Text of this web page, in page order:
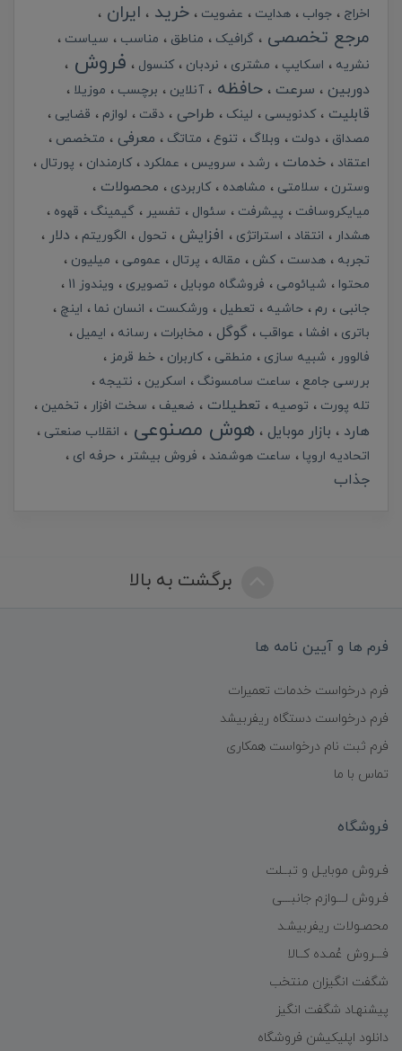
اخراج
جواب هدایت عضویت خرید
ایران
مرجع تخصصی
گرافیک مناطق مناسب
سیاست
نشریه
اسکایپ مشتری نردبان کنسول فروش
دوربین سرعت حافظه آنلاین برچسب موزیلا
قابلیت کدنویسی لینک طراحی دقت لوازم
قضایی
مصداق
دولت وبلاگ تنوع متاتگ معرفی
متخصص
اعتقاد
خدمات رشد سرویس عملکرد کارمندان
پورتال
وسترن
سلامتی مشاهده کاربردی محصولات
میایکروسافت پیشرفت سئوال تفسیر گیمینگ
قهوه
هشدار
انتقاد استراتژی افزایش تحول الگوریتم دلار
تجربه هدست کش مقاله پرتال عمومی
میلیون
محتوا
شیائومی فروشگاه موبایل تصویری
ویندوز 11
جانبی
رم حاشیه تعطیل ورشکست انسان نما
اینچ
باتری
افشا عواقب گوگل مخابرات رسانه
ایمیل
فالوور
شبیه سازی منطقی کاربران
خط قرمز
بررسی جامع
ساعت سامسونگ اسکرین
نتیجه
تله پورت
توصیه تعطیلات ضعیف سخت افزار تخمین
هارد بازار موبایل هوش مصنوعی
انقلاب صنعتی
اتحادیه اروپا
ساعت هوشمند فروش بیشتر حرفه ای
جذاب
برگشت به بالا
فرم ها و آیین نامه ها
فرم درخواست خدمات تعمیرات
فرم درخواست دستگاه ریفربیشد
فرم ثبت نام درخواست همکاری
تماس با ما
فروشگاه
فـروش موبایـل و تبــلت
فـروش لـــوازم جانبـــی
محصـولات ریفربیشـد
فـــروش عُمـده کــالا
شگفت انگیزان منتخب
پیشنهـاد شگفت انگیز
دانلود اپلیکیشن فروشگاه